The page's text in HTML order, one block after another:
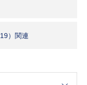
）関連